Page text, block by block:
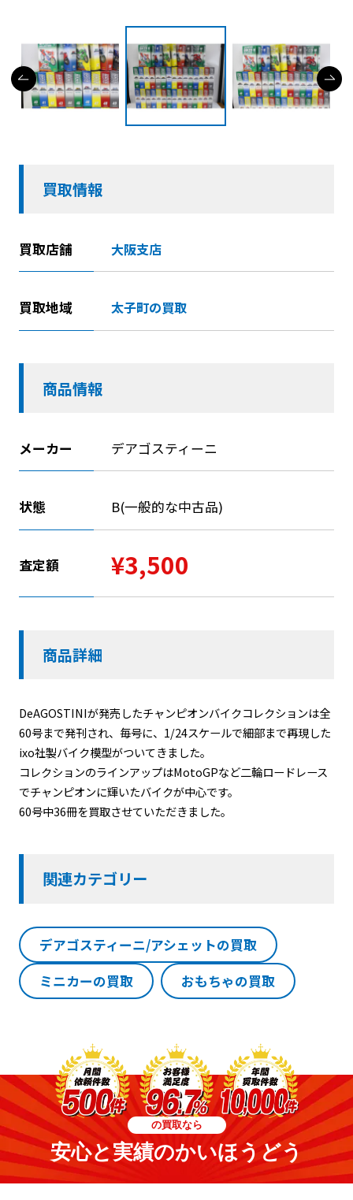
買取情報
買取店舗 大阪支店
買取地域 太子町の買取
商品情報
メーカー デアゴスティーニ
状態 B(一般的な中古品)
査定額 ¥3,500
商品詳細
DeAGOSTINIが発売したチャンピオンバイクコレクションは全
60号まで発刊され、毎号に、1/24スケールで細部まで再現した
ixo社製バイク模型がついてきました。
コレクションのラインアップはMotoGPなど二輪ロードレース
でチャンピオンに輝いたバイクが中心です。
60号中36冊を買取させていただきました。
関連カテゴリー
デアゴスティーニ/アシェットの買取
ミニカーの買取
おもちゃの買取
の買取なら
安心と実績のかいほうどう